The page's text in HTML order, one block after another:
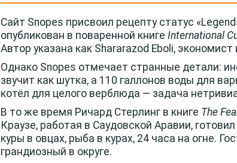
Сайт Snopes присвоил рецепту статус
опубликован в поваренной книге International
Автор указана как Shararazod Eboli,
Однако Snopes отмечает странные детали:
звучит как шутка, а 110 галлонов воды для
котёл для целого верблюда — задача
В то же время Ричард Стерлинг в книге The
Краузе, работая в Саудовской Аравии,
куры в овцах, рыба в курах, 24 часа на огне.
грандиозный в округе.